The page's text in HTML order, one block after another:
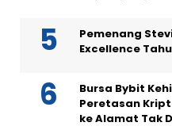
Pemenang
Excellence
Bursa Bybit
Peretasan
ke Alamat Tak